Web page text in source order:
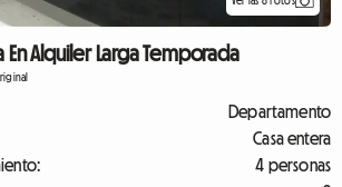
En Alquiler Larga Temporada
Departamento
Casa entera
4 personas